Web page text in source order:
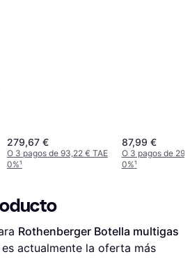
279,67 €
O 3 pagos de 93,22 € TAE
0%¹
87,99 €
O 3 pagos de
0%¹
Rothenberger Botella multigas
es actualmente la oferta más